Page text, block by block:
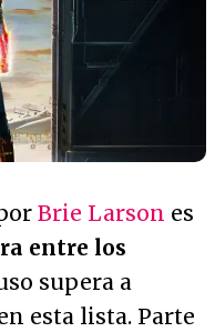
Brie Larson es
entre los
supera a
esta lista. Parte